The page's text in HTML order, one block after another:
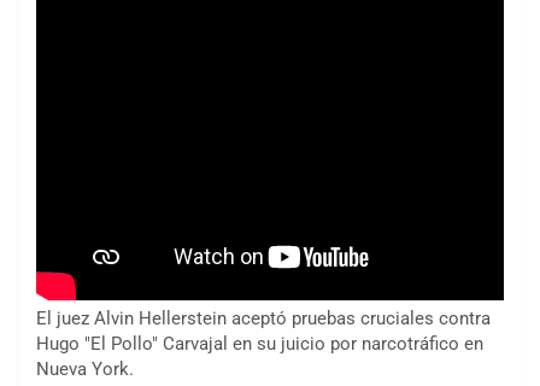
El juez Alvin Hellerstein aceptó pruebas cruciales contra
Hugo "El Pollo" Carvajal en su juicio por narcotráfico en
Nueva York.